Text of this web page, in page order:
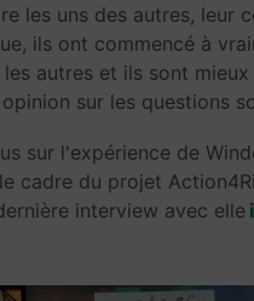
les uns des autres, leur
ils ont commencé à
autres et ils sont mieux
sur les questions
sur l'expérience de
cadre du projet
interview avec elle